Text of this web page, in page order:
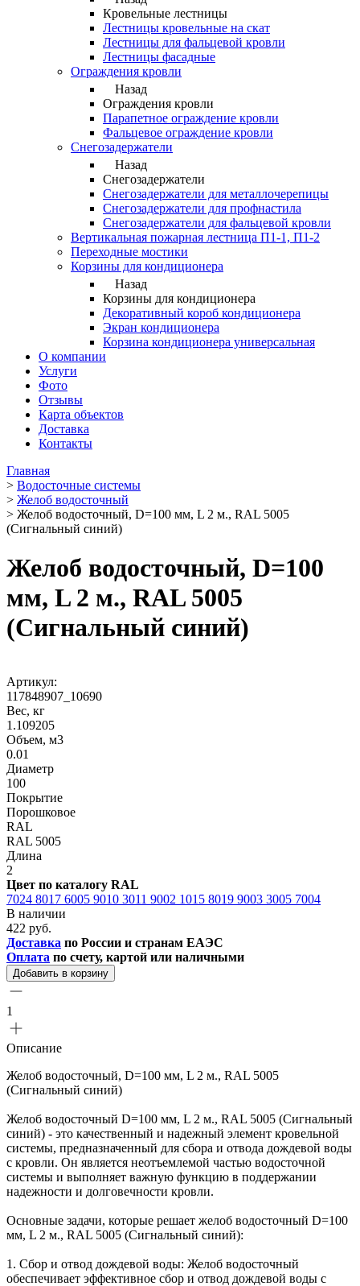
Кровельные лестницы
Лестницы кровельные на скат
Лестницы для фальцевой кровли
Лестницы фасадные
Ограждения кровли
Назад
Ограждения кровли
Парапетное ограждение кровли
Фальцевое ограждение кровли
Снегозадержатели
Назад
Снегозадержатели
Снегозадержатели для металлочерепицы
Снегозадержатели для профнастила
Снегозадержатели для фальцевой кровли
Вертикальная пожарная лестница П1-1, П1-2
Переходные мостики
Корзины для кондиционера
Назад
Корзины для кондиционера
Декоративный короб кондиционера
Экран кондиционера
Корзина кондиционера универсальная
О компании
Услуги
Фото
Отзывы
Карта объектов
Доставка
Контакты
Главная
> Водосточные системы
> Желоб водосточный
> Желоб водосточный, D=100 мм, L 2 м., RAL 5005
(Сигнальный синий)
Желоб водосточный, D=100
мм, L 2 м., RAL 5005
(Сигнальный синий)
Артикул:
117848907_10690
Вес, кг
1.109205
Объем, м3
0.01
Диаметр
100
Покрытие
Порошковое
RAL
RAL 5005
Длина
2
Цвет по каталогу RAL
7024 8017 6005 9010 3011 9002 1015 8019 9003 3005 7004
В наличии
422 руб.
Доставка по России и странам ЕАЭС
Оплата по счету, картой или наличными
Добавить в корзину
1
Описание
Желоб водосточный, D=100 мм, L 2 м., RAL 5005
(Сигнальный синий)
Желоб водосточный D=100 мм, L 2 м., RAL 5005 (Сигнальный
синий) - это качественный и надежный элемент кровельной
системы, предназначенный для сбора и отвода дождевой воды
с кровли. Он является неотъемлемой частью водосточной
системы и выполняет важную функцию в поддержании
надежности и долговечности кровли.
Основные задачи, которые решает желоб водосточный D=100
мм, L 2 м., RAL 5005 (Сигнальный синий):
1. Сбор и отвод дождевой воды: Желоб водосточный
обеспечивает эффективное сбор и отвод дождевой воды с